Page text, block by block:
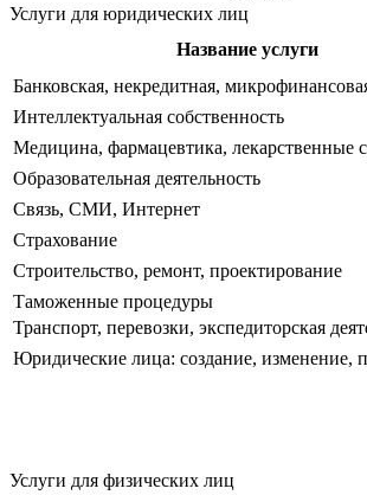
Услуги для юридических лиц
Название услуги
Банковская, некредитная,
Интеллектуальная собственность
Медицина, фармацевтика, лекарственные
Образовательная деятельность
Связь, СМИ, Интернет
Страхование
Строительство, ремонт, проектирование
Таможенные процедуры
Транспорт, перевозки, экспедиторская
Юридические лица: создание, изменение,
Услуги для физических лиц